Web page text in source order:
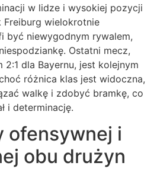
w lidze i wysokiej pozycji
Freiburg wielokrotnie
być niewygodnym rywalem,
Ostatni mecz,
dla Bayernu, jest kolejnym
różnica klas jest widoczna,
walkę i zdobyć bramkę, co
i determinację.
ofensywnej i
obu drużyn